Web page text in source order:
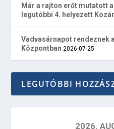
Már a rajton erőt mutatott
legutóbbi 4. helyezett
Vadvasárnapot rendeznek
Központban 2026-07-25
LEGUTÓBBI
2026.